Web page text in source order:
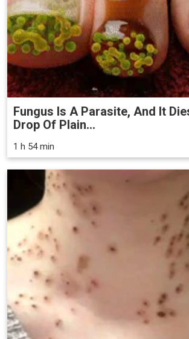
Fungus Is A Parasite, And It
Drop Of Plain...
1 h 54 min